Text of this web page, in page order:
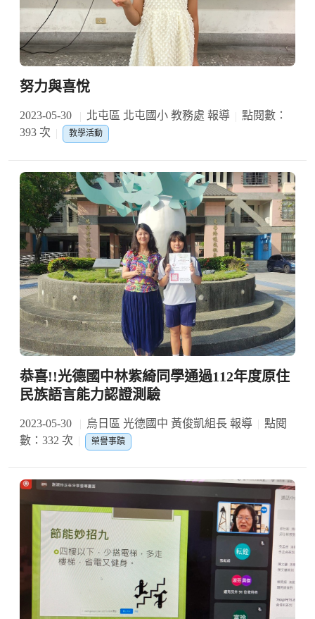
努力與喜悅
2023-05-30 北屯區 北屯國小 教務處 報導
點閱數：
393 次
教學活動
恭喜!!光德國中林紫綺同學通過112年度原住
民族語言能力認證測驗
2023-05-30 烏日區 光德國中 黃俊凱組長 報導
點閱
數：332 次
榮譽事蹟